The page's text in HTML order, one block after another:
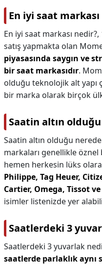
En iyi saat
En iyi saat markası nedir?,
satış yapmakta olan
piyasasında saygın ve
bir saat markasıdır.
olduğu teknolojik alt yapı
bir marka olarak birçok
Saatin altın
Saatin altın olduğu
markaları genellikle
hemen herkesin lüks olarak
Philippe, Tag Heuer,
Cartier, Omega, Tissot
isimler listenizde yer
Saatlerdeki 3
Saatlerdeki 3 yuvarlak
saatlerde parlaklık aynı